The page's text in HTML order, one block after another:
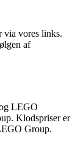
via vores links.
af
LEGO
Klodspriser er
Group.